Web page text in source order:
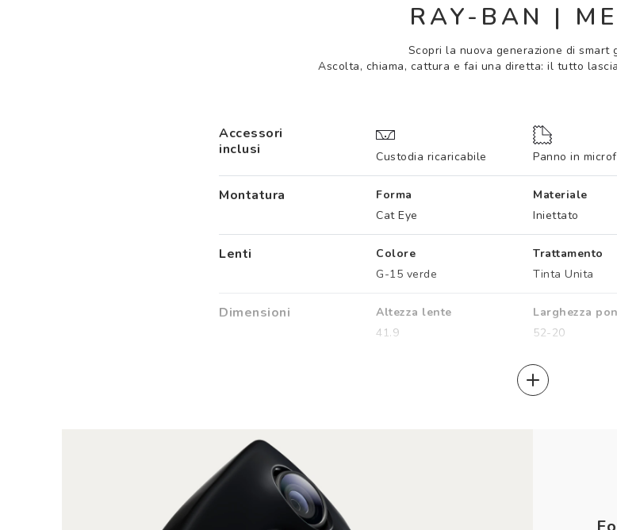
RAY-BAN |
Scopri la nuova generazione di smart
Ascolta, chiama, cattura e fai una diretta: il tutto
Accessori
inclusi
Custodia ricaricabile Panno in
Montatura
Forma
Cat Eye
Materiale
Iniettato
Lenti
Colore
G-15 verde
Trattamento
Tinta Unita
Dimensioni
Altezza lente
41.9
Larghezza
52-20
Video
Up To
Audio